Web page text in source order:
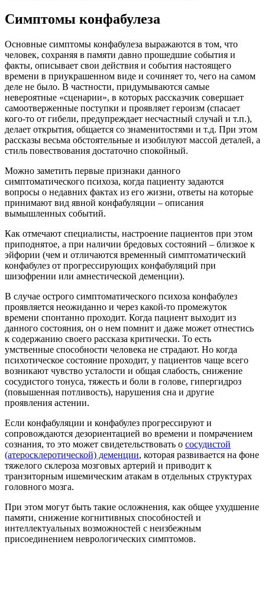
Симптомы конфабулеза
Основные симптомы конфабулеза выражаются в том, что
человек, сохраняя в памяти давно прошедшие события и
факты, описывает свои действия и события настоящего
времени в приукрашенном виде и сочиняет то, чего на самом
деле не было. В частности, придумываются самые
невероятные «сценарии», в которых рассказчик совершает
самоотверженные поступки и проявляет героизм (спасает
кого-то от гибели, предупреждает несчастный случай и т.п.),
делает открытия, общается со знаменитостями и т.д. При этом
рассказы весьма обстоятельные и изобилуют массой деталей, а
стиль повествования достаточно спокойный.
Можно заметить первые признаки данного
симптоматического психоза, когда пациенту задаются
вопросы о недавних фактах из его жизни, ответы на которые
принимают вид явной конфабуляции – описания
вымышленных событий.
Как отмечают специалисты, настроение пациентов при этом
приподнятое, а при наличии бредовых состояний – близкое к
эйфории (чем и отличаются временный симптоматический
конфабулез от прогрессирующих конфабуляций при
шизофрении или амнестической деменции).
В случае острого симптоматического психоза конфабулез
проявляется неожиданно и через какой-то промежуток
времени спонтанно проходит. Когда пациент выходит из
данного состояния, он о нем помнит и даже может отнестись
к содержанию своего рассказа критически. То есть
умственные способности человека не страдают. Но когда
психотическое состояние проходит, у пациентов чаще всего
возникают чувство усталости и общая слабость, снижение
сосудистого тонуса, тяжесть и боли в голове, гипергидроз
(повышенная потливость), нарушения сна и другие
проявления астении.
Если конфабуляции и конфабулез прогрессируют и
сопровождаются дезориентацией во времени и помрачением
сознания, то это может свидетельствовать о сосудистой
(атеросклеротической) деменции, которая развивается на фоне
тяжелого склероза мозговых артерий и приводит к
транзиторным ишемическим атакам в отдельных структурах
головного мозга.
При этом могут быть такие осложнения, как общее ухудшение
памяти, снижение когнитивных способностей и
интеллектуальных возможностей с неизбежным
присоединением неврологических симптомов.